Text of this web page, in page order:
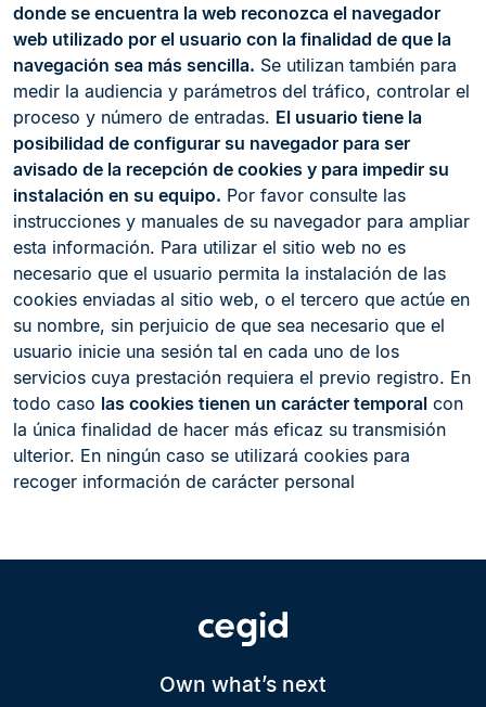
donde se encuentra la web reconozca el navegador
web utilizado por el usuario con la finalidad de que la
navegación sea más sencilla. Se utilizan también para
medir la audiencia y parámetros del tráfico, controlar el
proceso y número de entradas. El usuario tiene la
posibilidad de configurar su navegador para ser
avisado de la recepción de cookies y para impedir su
instalación en su equipo. Por favor consulte las
instrucciones y manuales de su navegador para ampliar
esta información. Para utilizar el sitio web no es
necesario que el usuario permita la instalación de las
cookies enviadas al sitio web, o el tercero que actúe en
su nombre, sin perjuicio de que sea necesario que el
usuario inicie una sesión tal en cada uno de los
servicios cuya prestación requiera el previo registro. En
todo caso las cookies tienen un carácter temporal con
la única finalidad de hacer más eficaz su transmisión
ulterior. En ningún caso se utilizará cookies para
recoger información de carácter personal
Own what’s next